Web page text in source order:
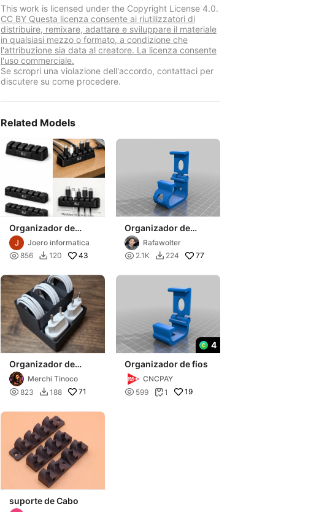
This work is licensed under the Copyright License 4.0.
CC BY Questa licenza consente ai riutilizzatori di
distribuire, remixare, adattare e sviluppare il materiale
in qualsiasi mezzo o formato, a condizione che
l'attribuzione sia data al creatore. La licenza consente
l'uso commerciale.
Se scropri una violazione dell'accordo, contattaci per
discutere su come procedere.
Related Models
Organizador de
parede fios e cabos
Joero informatica
 856  120 43
Organizador de
cabosRafawolter
 2.1K  224 77
Organizador de
cablesMerchi Tinoco
 823  188 71
4
Organizador de fios
CNCPAY
 599 1 19
suporte de Cabo